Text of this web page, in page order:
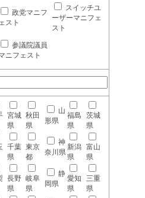
政党マニフ
ェスト
スイッチユ
ーザーマニフェ
スト
参議院議員
ニフェスト
宮城
県
秋田
県
山
形県
福島
県
茨城
県
千葉
県
東京
都
神
奈川県
新潟
県
富山
県
長野
県
岐阜
県
静
岡県
愛知
県
三重
県